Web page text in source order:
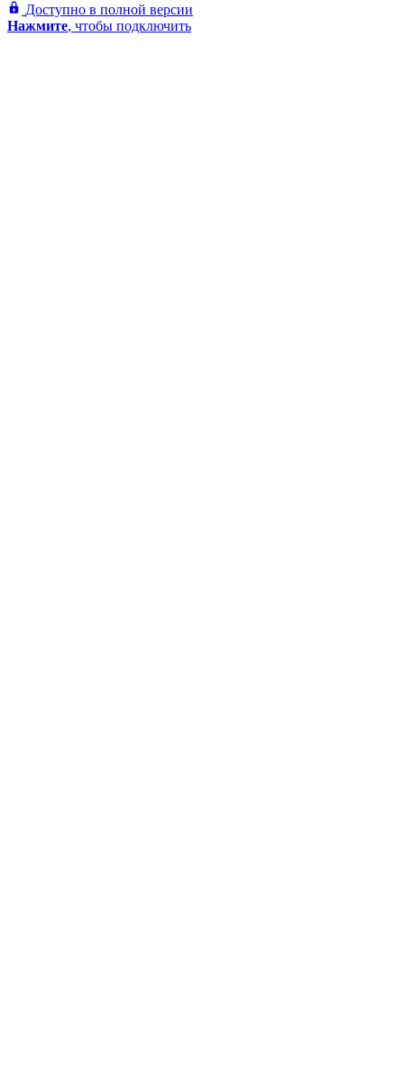
Доступно в полной версии
Нажмите, чтобы подключить